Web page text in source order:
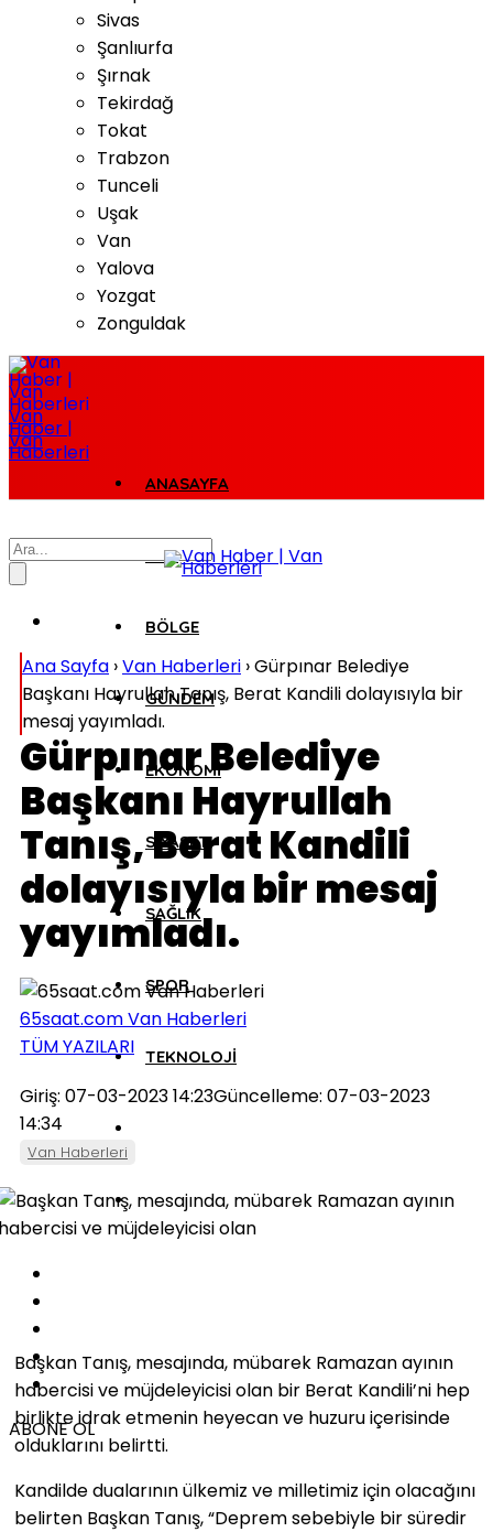
Sivas
Şanlıurfa
Şırnak
Tekirdağ
Tokat
Trabzon
Tunceli
Uşak
Van
Yalova
Yozgat
Zonguldak
Van
Haber |
Van
Haberleri
ANASAYFA
VAN
BÖLGE
GÜNDEM
EKONOMİ
SİYASET
SAĞLIK
SPOR
TEKNOLOJİ
Ana Sayfa ›Van Haberleri ›Gürpınar Belediye
Başkanı Hayrullah Tanış, Berat Kandili dolayısıyla bir
mesaj yayımladı.
Gürpınar Belediye
Başkanı Hayrullah
Tanış, Berat Kandili
dolayısıyla bir mesaj
yayımladı.
65saat.com Van Haberleri
TÜM YAZILARI
Giriş: 07-03-2023 14:23Güncelleme: 07-03-2023
14:34
Van Haberleri
ABONE OL
Başkan Tanış, mesajında, mübarek Ramazan ayının
habercisi ve müjdeleyicisi olan bir Berat Kandili’ni hep
birlikte idrak etmenin heyecan ve huzuru içerisinde
olduklarını belirtti.
Kandilde dualarının ülkemiz ve milletimiz için olacağını
belirten Başkan Tanış, “Deprem sebebiyle bir süredir